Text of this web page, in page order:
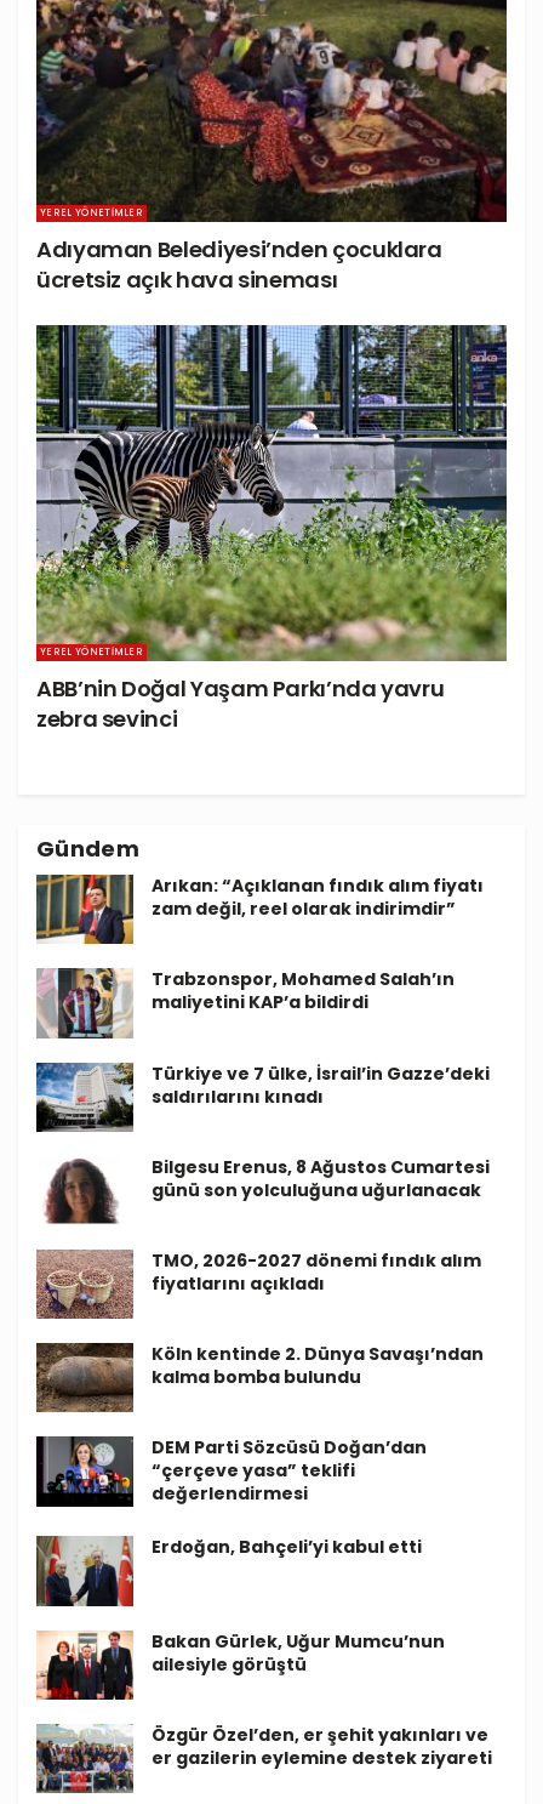
YEREL YÖNETIMLER
Adıyaman Belediyesi’nden çocuklara
ücretsiz açık hava sineması
YEREL YÖNETIMLER
ABB’nin Doğal Yaşam Parkı’nda yavru
zebra sevinci
Gündem
Arıkan: “Açıklanan fındık alım fiyatı
zam değil, reel olarak indirimdir”
Trabzonspor, Mohamed Salah’ın
maliyetini KAP’a bildirdi
Türkiye ve 7 ülke, İsrail’in Gazze’deki
saldırılarını kınadı
Bilgesu Erenus, 8 Ağustos Cumartesi
günü son yolculuğuna uğurlanacak
TMO, 2026-2027 dönemi fındık alım
fiyatlarını açıkladı
Köln kentinde 2. Dünya Savaşı’ndan
kalma bomba bulundu
DEM Parti Sözcüsü Doğan’dan
“çerçeve yasa” teklifi
değerlendirmesi
Erdoğan, Bahçeli’yi kabul etti
Bakan Gürlek, Uğur Mumcu’nun
ailesiyle görüştü
Özgür Özel’den, er şehit yakınları ve
er gazilerin eylemine destek ziyareti